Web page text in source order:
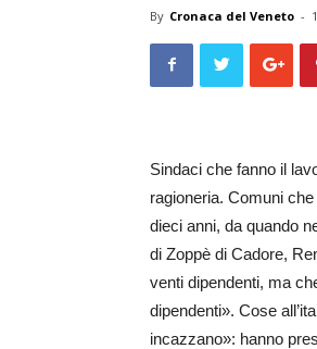
By Cronaca del Veneto -
Sindaci che fanno il
ragioneria. Comuni
dieci anni, da quando
di Zoppè di Cadore,
venti dipendenti, ma
dipendenti». Cose
incazzano»: hanno